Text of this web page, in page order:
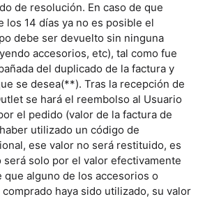
de resolución. En caso de que
los 14 días ya no es posible el
debe ser devuelto sin ninguna
accesorios, etc), tal como fue
del duplicado de la factura y
se desea(**). Tras la recepción de
se hará el reembolso al Usuario
el pedido (valor de la factura de
utilizado un código de
ese valor no será restituido, es
solo por el valor efectivamente
que alguno de los accesorios o
haya sido utilizado, su valor